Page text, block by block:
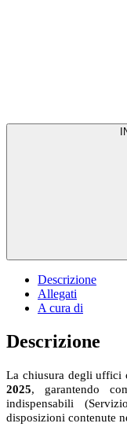
Descrizione
Allegati
A cura di
Descrizione
La chiusura degli uffici
2025, garantendo
indispensabili
disposizioni contenute